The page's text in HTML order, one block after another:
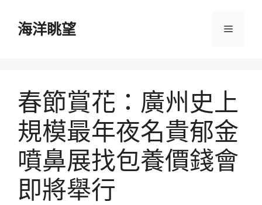
海洋眺望 選
春節賞花：廣州史上
規模最年夜名貴郁金
噴鼻展找包養價錢會
即將舉行